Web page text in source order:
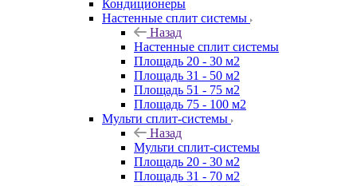
Кондиционеры
Настенные сплит системы
Назад
Настенные сплит системы
Площадь 20 - 30 м2
Площадь 31 - 50 м2
Площадь 51 - 75 м2
Площадь 75 - 100 м2
Мульти сплит-системы
Назад
Мульти сплит-системы
Площадь 20 - 30 м2
Площадь 31 - 70 м2